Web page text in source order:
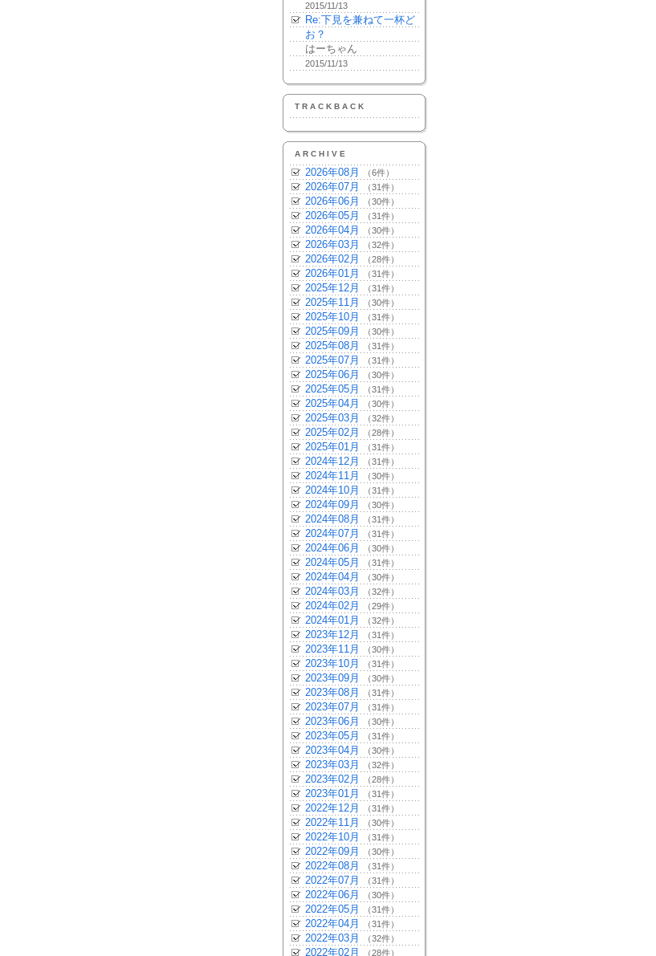
2015/11/13
Re:下見を兼ねて一杯ど
お？
はーちゃん
2015/11/13
TRACKBACK
ARCHIVE
2026年08月 （6件）
2026年07月 （31件）
2026年06月 （30件）
2026年05月 （31件）
2026年04月 （30件）
2026年03月 （32件）
2026年02月 （28件）
2026年01月 （31件）
2025年12月 （31件）
2025年11月 （30件）
2025年10月 （31件）
2025年09月 （30件）
2025年08月 （31件）
2025年07月 （31件）
2025年06月 （30件）
2025年05月 （31件）
2025年04月 （30件）
2025年03月 （32件）
2025年02月 （28件）
2025年01月 （31件）
2024年12月 （31件）
2024年11月 （30件）
2024年10月 （31件）
2024年09月 （30件）
2024年08月 （31件）
2024年07月 （31件）
2024年06月 （30件）
2024年05月 （31件）
2024年04月 （30件）
2024年03月 （32件）
2024年02月 （29件）
2024年01月 （32件）
2023年12月 （31件）
2023年11月 （30件）
2023年10月 （31件）
2023年09月 （30件）
2023年08月 （31件）
2023年07月 （31件）
2023年06月 （30件）
2023年05月 （31件）
2023年04月 （30件）
2023年03月 （32件）
2023年02月 （28件）
2023年01月 （31件）
2022年12月 （31件）
2022年11月 （30件）
2022年10月 （31件）
2022年09月 （30件）
2022年08月 （31件）
2022年07月 （31件）
2022年06月 （30件）
2022年05月 （31件）
2022年04月 （31件）
2022年03月 （32件）
2022年02月 （28件）